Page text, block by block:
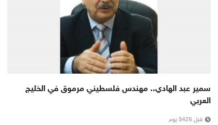
سمير عبد الهادي.. مهندس فلسطيني مرموق في الخليج
العربي
قبل 3425 يوم